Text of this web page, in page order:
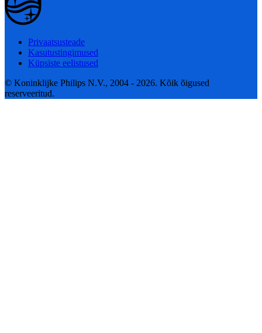
Privaatsusteade
Kasutustingimused
Küpsiste eelistused
© Koninklijke Philips N.V., 2004 - 2026. Kõik õigused
reserveeritud.